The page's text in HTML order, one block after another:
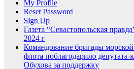
My Profile
Reset Password
Sign Up
Газета “Севастопольская
2024 г
Командование бригады
флота поблагодарило
Обухова за поддержку